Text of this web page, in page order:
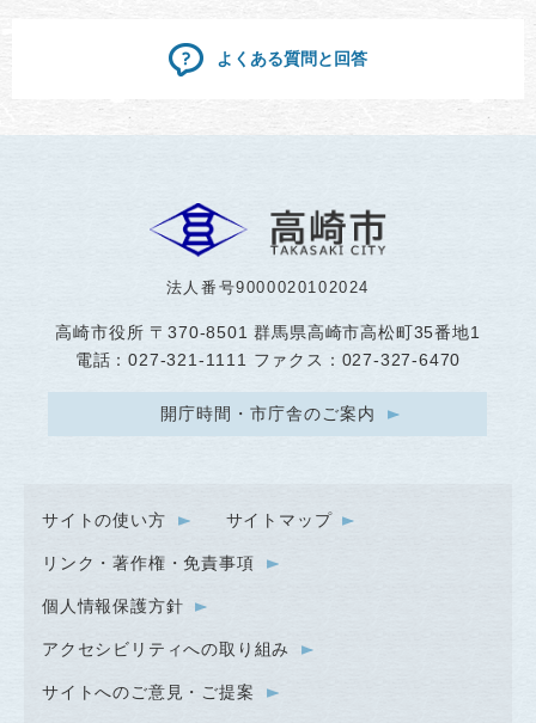
よくある質問と回答
法人番号9000020102024
高崎市役所 〒370-8501 群馬県高崎市高松町35番地1
電話：027-321-1111 ファクス：027-327-6470
開庁時間・市庁舎のご案内
サイトの使い方 サイトマップ
リンク・著作権・免責事項
個人情報保護方針
アクセシビリティへの取り組み
サイトへのご意見・ご提案